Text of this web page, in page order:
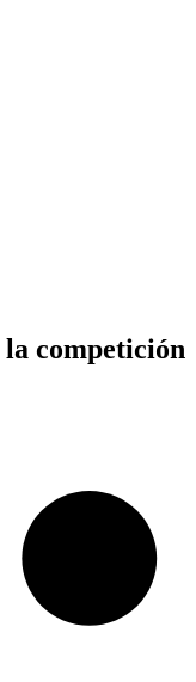
competición